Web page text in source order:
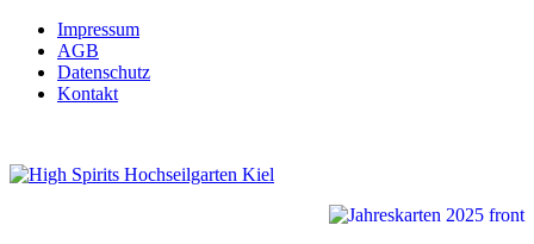
Impressum
AGB
Datenschutz
Kontakt